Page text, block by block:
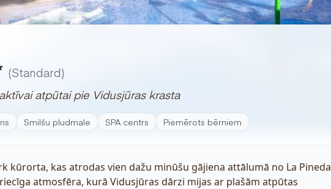
(Standard)
atpūtai pie Vidusjūras krasta
Smilšu pludmale SPA centrs Piemērots bērniem
kūrorta, kas atrodas vien dažu minūšu gājiena attālumā no La Pineda
atmosfēra, kurā Vidusjūras dārzi mijas ar plašām atpūtas